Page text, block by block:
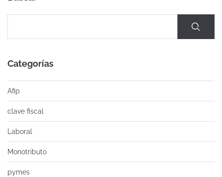
Categorías
Afip
clave fiscal
Laboral
Monotributo
pymes